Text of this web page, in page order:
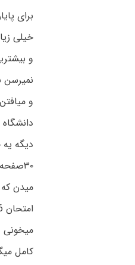
برای
خیلی
و
نمیرسن
و
دیگه
میدن
میخونی
کامل